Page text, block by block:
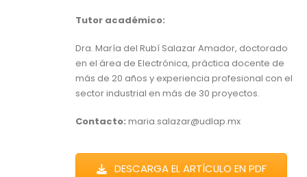
Tutor académico:
Dra. María del Rubí Salazar Amador, doctorado
en el área de Electrónica, práctica docente de
más de 20 años y experiencia profesional con el
sector industrial en más de 30 proyectos.
Contacto: maria.salazar@udlap.mx
DESCARGA EL ARTÍCULO EN PDF